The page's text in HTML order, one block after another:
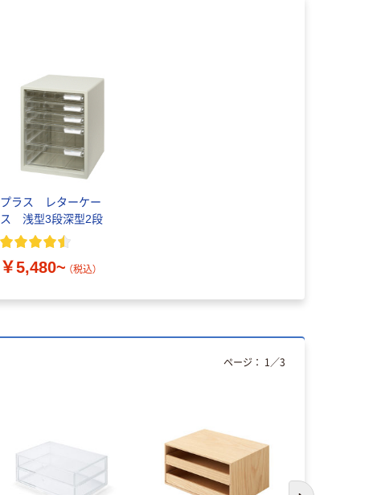
プラス レターケー
ス 浅型3段深型2段
￥5,480~ （税込）
ページ： 1 ／3